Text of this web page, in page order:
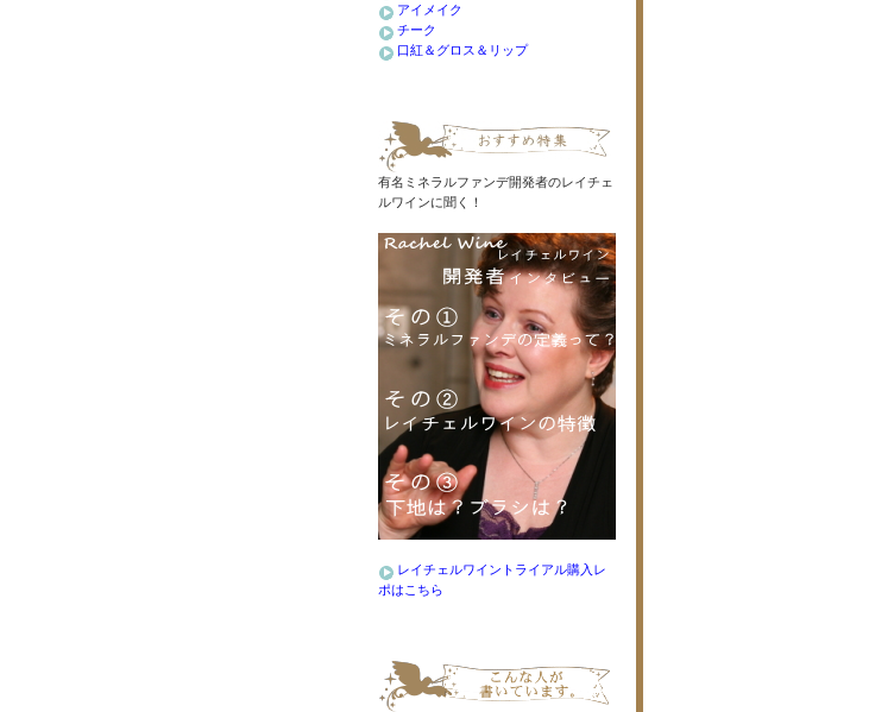
アイメイク
チーク
口紅＆グロス＆リップ
有名ミネラルファンデ開発者のレイチェ
ルワインに聞く！
レイチェルワイントライアル購入レ
ポはこちら